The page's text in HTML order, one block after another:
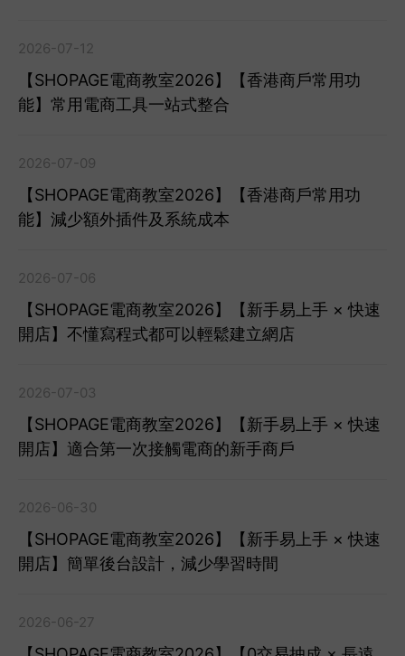
2026-07-12
【SHOPAGE電商教室2026】【香港商戶常用功
能】常用電商工具一站式整合
2026-07-09
【SHOPAGE電商教室2026】【香港商戶常用功
能】減少額外插件及系統成本
2026-07-06
【SHOPAGE電商教室2026】【新手易上手 × 快速
開店】不懂寫程式都可以輕鬆建立網店
2026-07-03
【SHOPAGE電商教室2026】【新手易上手 × 快速
開店】適合第一次接觸電商的新手商戶
2026-06-30
【SHOPAGE電商教室2026】【新手易上手 × 快速
開店】簡單後台設計，減少學習時間
2026-06-27